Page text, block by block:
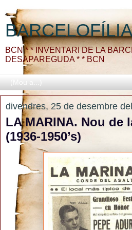
BARCELOFÍLIA
BCN * * INVENTARI DE LA
DESAPAREGUDA * * BCN
divendres, 25 de desembre
LA MARINA. Nou de
(1936-1950’s)